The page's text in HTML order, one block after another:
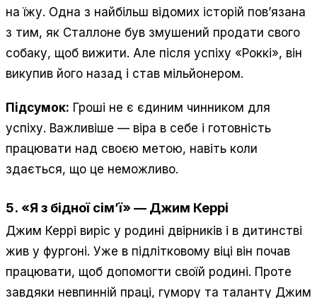
на їжу. Одна з найбільш відомих історій пов’язана
з тим, як Сталлоне був змушений продати свого
собаку, щоб вижити. Але після успіху «Роккі», він
викупив його назад і став мільйонером.
Підсумок: Гроші не є єдиним чинником для
успіху. Важливіше — віра в себе і готовність
працювати над своєю метою, навіть коли
здається, що це неможливо.
5. «Я з бідної сім’ї» — Джим Керрі
Джим Керрі виріс у родині двірників і в дитинстві
жив у фургоні. Уже в підлітковому віці він почав
працювати, щоб допомогти своїй родині. Проте
завдяки невпинній праці, гумору та таланту Джим